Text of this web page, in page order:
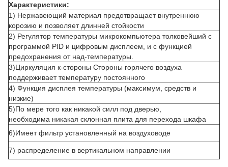
Характеристики:
1) Нержавеющий материал предотвращает внутреннюю
корозию и позволяет длинней стойкости
2) Регулятор температуры микрокомпьютера толковейший с
программой PID и цифровым дисплеем, и с функцией
предохранения от над-температуры.
3)Циркуляция к-стороны Стороны горячего воздуха
поддерживает температуру постоянного
4) Функция дисплея температуры (максимум, средств и
низкие)
5)По мере того как никакой силл под дверью,
необходима никакая склонная плита для перехода шкафа
6)Имеет фильтр установленный на воздуховоде
7) распределение в вертикальном направлении